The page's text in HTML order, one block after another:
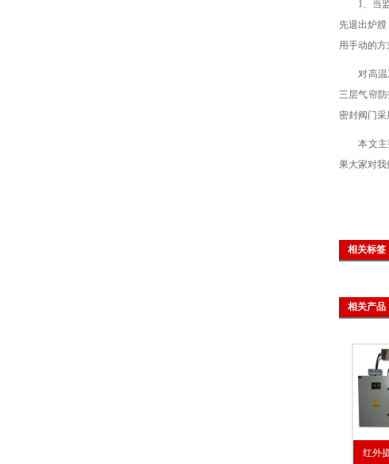
1、当监
先退出炉
用手动的
对高温工
三层气帘
密封阀门采
本文主要
果大家对
相关标签
相关产品
红外